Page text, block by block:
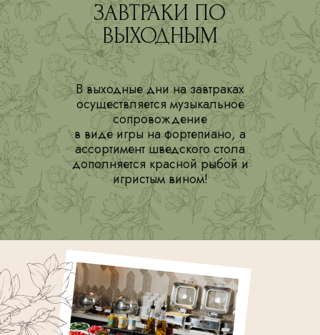
ЗАВТРАКИ ПО
ВЫХОДНЫМ
В выходные дни на завтраках
осуществляется музыкальное
сопровождение
в виде игры на фортепиано, а
ассортимент шведского стола
дополняется красной рыбой и
игристым вином!